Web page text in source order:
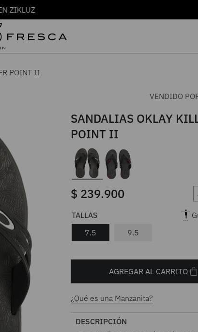
ZIKLUZ
POINT II
VENDIDO
SANDALIAS OKLAY
POINT II
$ 239.900
7.5 9.5
AGREGAR AL CARRITO
¿Qué es una Manzanita?
DESCRIPCIÓN